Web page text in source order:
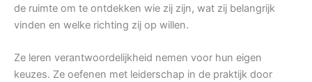
de ruimte om te ontdekken wie zij zijn, wat zij belangrijk
vinden en welke richting zij op willen.
Ze leren verantwoordelijkheid nemen voor hun eigen
keuzes. Ze oefenen met leiderschap in de praktijk door